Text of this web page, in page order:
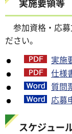
参加資格・応募
ださい。
実施
仕様
質問
応募
スケジュー